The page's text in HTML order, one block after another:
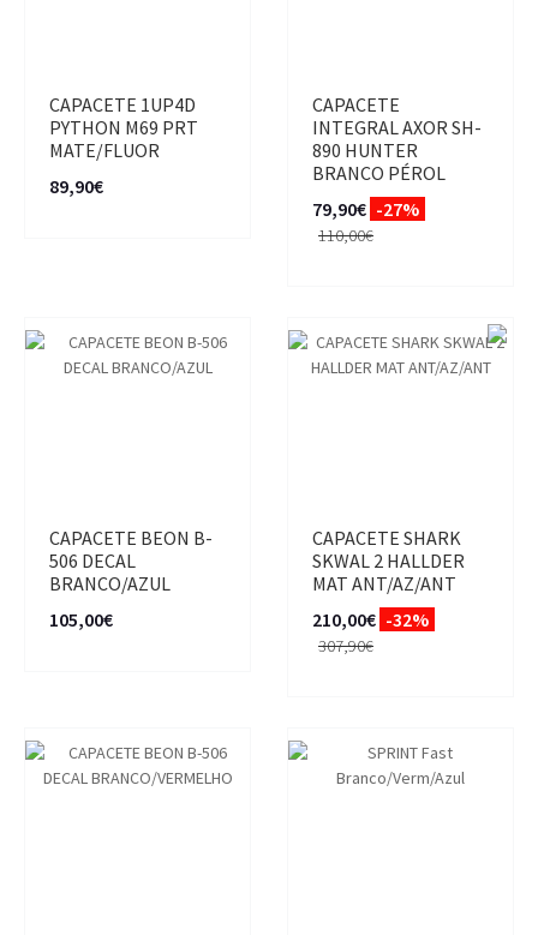
CAPACETE 1UP4D
PYTHON M69 PRT
MATE/FLUOR
89,90€
CAPACETE
INTEGRAL AXOR SH-
890 HUNTER
BRANCO PÉROL
79,90€ -27%
110,00€
CAPACETE BEON B-
506 DECAL
BRANCO/AZUL
105,00€
CAPACETE SHARK
SKWAL 2 HALLDER
MAT ANT/AZ/ANT
210,00€ -32%
307,90€